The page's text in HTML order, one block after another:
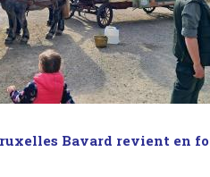
Bavard revient en